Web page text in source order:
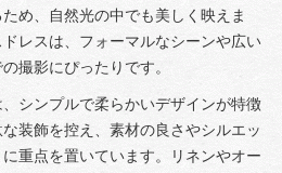
め、自然光の中でも美しく映えま
レスは、フォーマルなシーンや広い
撮影にぴったりです。
シンプルで柔らかいデザインが特徴
装飾を控え、素材の良さやシルエッ
重点を置いています。リネンやオー